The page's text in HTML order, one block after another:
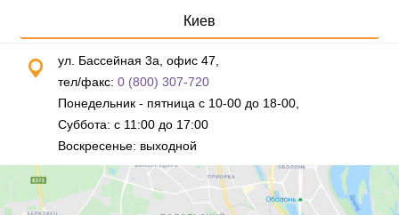
Киев
ул. Бассейная 3а, офис 47,
тел/факс: 0 (800) 307-720
Понедельник - пятница с 10-00 до 18-00,
Суббота: с 11:00 до 17:00
Воскресенье: выходной